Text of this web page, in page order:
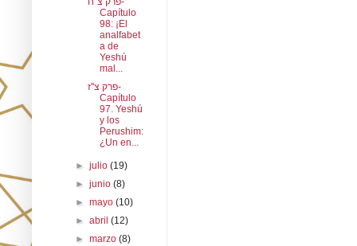
Capítulo
98: ¡El
analfabet
a de
Yeshú
mal...
פרק צ''ז-
Capítulo
97. Yeshú
y los
Perushim:
¿Un en...
►julio(19)
►junio(8)
►mayo(10)
►abril(12)
►marzo(8)